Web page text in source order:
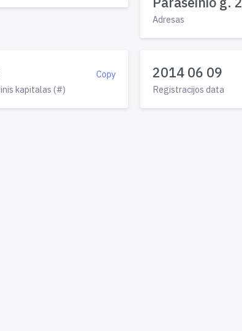
Adresas
Copy
kapitalas (#)
2014 06 09
Registracijos data